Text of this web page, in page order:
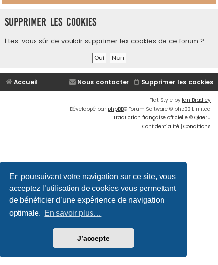
En poursuivant votre navigation sur ce site, vous
acceptez l’utilisation de cookies vous permettant
de bénéficier d’une expérience de navigation
optimale. En savoir plus…
J’accepte
Supprimer les cookies
Êtes-vous sûr de vouloir supprimer les cookies de ce forum ?
Accueil Supprimer les cookies
Nous contacter
Flat Style by Ian Bradley
Développé par phpBB® Forum Software © phpBB Limited
Traduction française officielle © Qiaeru
Confidentialité | Conditions